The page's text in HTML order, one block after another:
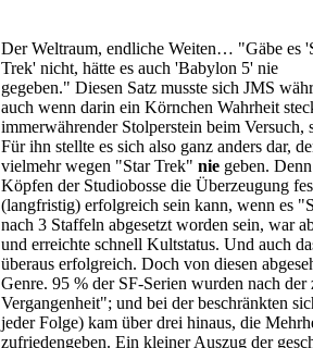
Der Weltraum, endliche Weiten… "Gäbe es
Trek' nicht, hätte es auch 'Babylon 5' nie
gegeben." Diesen Satz musste sich JMS
auch wenn darin ein Körnchen Wahrheit
immerwährender Stolperstein beim
Für ihn stellte es sich also ganz anders dar,
vielmehr wegen "Star Trek" nie geben.
Köpfen der Studiobosse die Überzeugung
(langfristig) erfolgreich sein kann, wenn es
nach 3 Staffeln abgesetzt worden sein, war
und erreichte schnell Kultstatus. Und auch
überaus erfolgreich. Doch von diesen
Genre. 95 % der SF-Serien wurden nach
Vergangenheit"; und bei der beschränkten
jeder Folge) kam über drei hinaus, die
zufriedengeben. Ein kleiner Auszug der